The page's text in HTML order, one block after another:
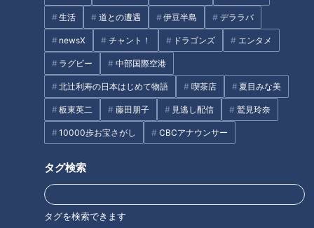
生活 道との遭遇 伊豆半島 デララバ
newsX チャント！ ドラゴンズ エンタメ
ラグビー 中部国際空港
北辻利寿の日本はじめて物語 喫茶店 夏目みな美
板東英二 藤田朋子 見逃し配信 鷲見玲奈
10000歩お宝さがし CBCアナウンサー
タグ検索
タグを検索できます
愛知県唯一の文化部!? 愛知県扶
桑町『誠信高校』ボディメイク
部で自分と向き合う筋肉系高校
生たちとマヂラブが出会う！
強い！これで優勝できないワケ
がない！落合野球の真髄～ドラ
ゴンズ2000年代～
斉藤アナが『THE TIME，』初
ドラゴンズこの半世紀のキーパ